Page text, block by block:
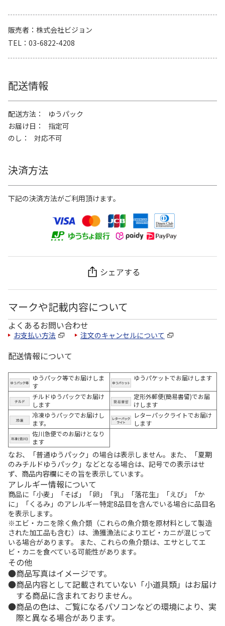
販売者
株式会社ビジョン
TEL
03-6822-4208
配送情報
配送方法
ゆうパック
お届け日
指定可
のし
対応不可
決済方法
下記の決済方法がご利用頂けます。
シェアする
マークや記載内容について
よくあるお問い合わせ
お支払い方法 注文のキャンセルについて
配送情報について
ゆうパック等でお届けしま
す
ゆうパケットでお届けします
チルドゆうパックでお届け
します
定形外郵便(簡易書留)でお届
けします
冷凍ゆうパックでお届けし
ます。
レターパックライトでお届け
します
佐川急便でのお届けとなり
ます
なお、「普通ゆうパック」の場合は表示しません。また、「夏期
のみチルドゆうパック」などとなる場合は、記号での表示はせ
ず、商品内容欄にその旨を表示しています。
アレルギー情報について
商品に「小麦」「そば」「卵」「乳」「落花生」「えび」「か
に」「くるみ」のアレルギー特定8品目を含んでいる場合に品目名
を表示します。
※エビ・カニを除く魚介類（これらの魚介類を原材料として製造
された加工品も含む）は、漁獲漁法によりエビ・カニが混じって
いる場合があります。 また、これらの魚介類は、エサとしてエ
ビ・カニを食べている可能性があります。
その他
商品写真はイメージです。
商品内容として記載されていない「小道具類」はお届け
する商品に含まれておりません。
商品の色は、ご覧になるパソコンなどの環境により、実
際と異なる場合があります。